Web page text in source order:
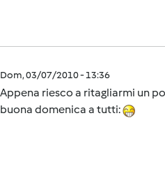
Dom, 03/07/2010 - 13:36
Appena riesco a ritagliarmi un
buona domenica a tutti: